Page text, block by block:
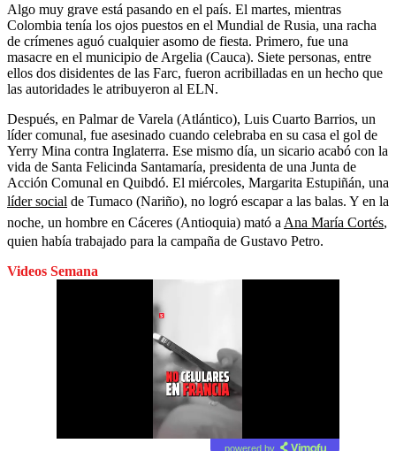
Algo muy grave está pasando en el país. El martes, mientras
Colombia tenía los ojos puestos en el Mundial de Rusia, una racha
de crímenes aguó cualquier asomo de fiesta. Primero, fue una
masacre en el municipio de Argelia (Cauca). Siete personas, entre
ellos dos disidentes de las Farc, fueron acribilladas en un hecho que
las autoridades le atribuyeron al ELN.
Después, en Palmar de Varela (Atlántico), Luis Cuarto Barrios, un
líder comunal, fue asesinado cuando celebraba en su casa el gol de
Yerry Mina contra Inglaterra. Ese mismo día, un sicario acabó con la
vida de Santa Felicinda Santamaría, presidenta de una Junta de
Acción Comunal en Quibdó. El miércoles, Margarita Estupiñán, una
líder social de Tumaco (Nariño), no logró escapar a las balas. Y en la
noche, un hombre en Cáceres (Antioquia) mató a Ana María Cortés,
quien había trabajado para la campaña de Gustavo Petro.
Videos Semana
powered by